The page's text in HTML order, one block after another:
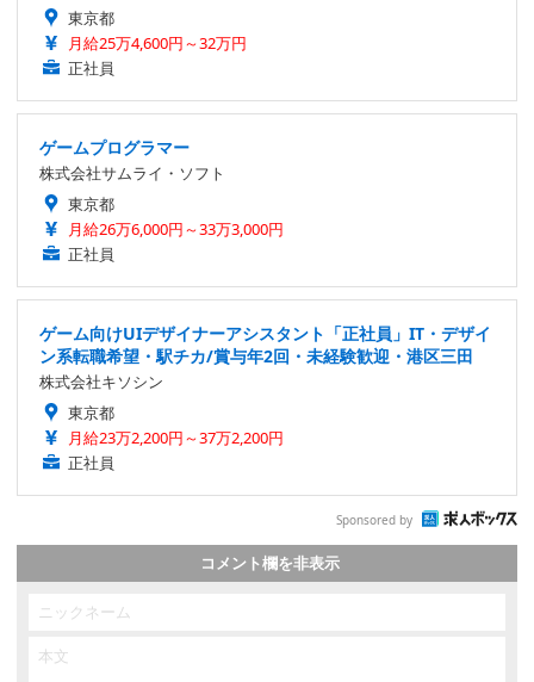
東京都
月給25万4,600円～32万円
正社員
ゲームプログラマー
株式会社サムライ・ソフト
東京都
月給26万6,000円～33万3,000円
正社員
ゲーム向けUIデザイナーアシスタント「正社員」IT・デザイ
ン系転職希望・駅チカ/賞与年2回・未経験歓迎・港区三田
株式会社キソシン
東京都
月給23万2,200円～37万2,200円
正社員
Sponsored by
コメント欄を非表示